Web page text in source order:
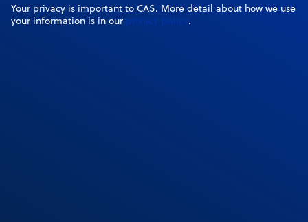
Your privacy is important to CAS. More detail about how we use
your information is in our privacy policy.